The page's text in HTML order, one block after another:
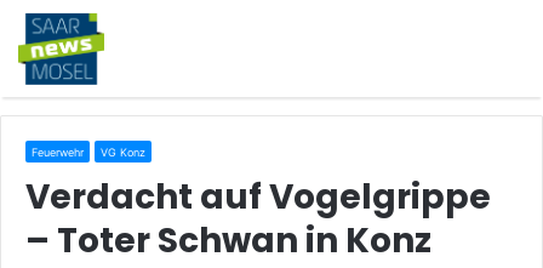
Feuerwehr VG Konz
Verdacht auf Vogelgrippe
– Toter Schwan in Konz